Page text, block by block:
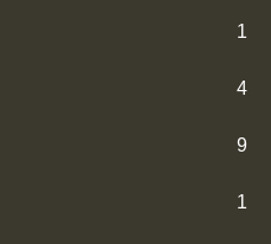
1
4
9
1